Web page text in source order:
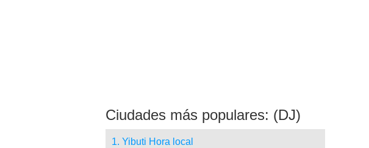
Ciudades más populares: (DJ)
1. Yibuti Hora local